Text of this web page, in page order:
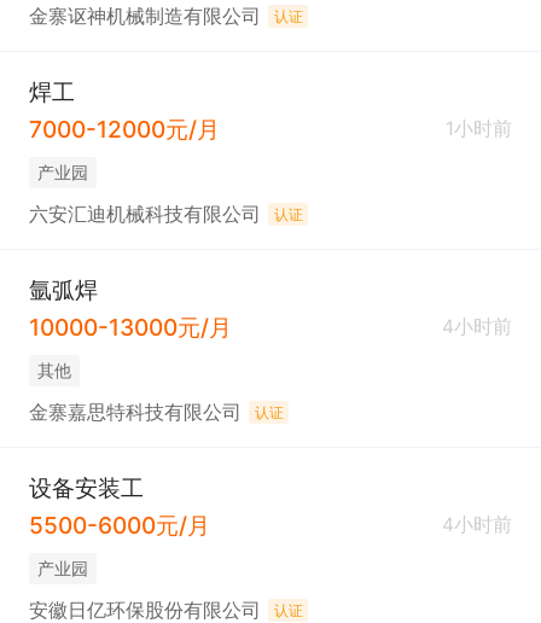
金寨讴神机械制造有限公司 认证
焊工
7000-12000元/月
1小时前
产业园
六安汇迪机械科技有限公司 认证
氩弧焊
10000-13000元/月
4小时前
其他
金寨嘉思特科技有限公司 认证
设备安装工
5500-6000元/月
4小时前
产业园
安徽日亿环保股份有限公司 认证